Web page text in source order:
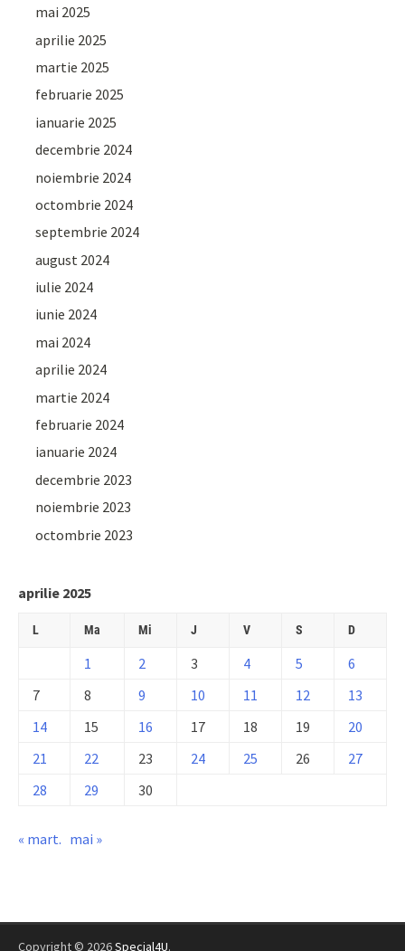
mai 2025
aprilie 2025
martie 2025
februarie 2025
ianuarie 2025
decembrie 2024
noiembrie 2024
octombrie 2024
septembrie 2024
august 2024
iulie 2024
iunie 2024
mai 2024
aprilie 2024
martie 2024
februarie 2024
ianuarie 2024
decembrie 2023
noiembrie 2023
octombrie 2023
aprilie 2025
L Ma Mi J V S D
1 2 3 4 5
6
7
8 9 10 11 12
13
14
15 16 17 18 19
20
21
22 23 24 25 26
27
28
29 30
« mart. mai »
Copyright © 2026Special4U.